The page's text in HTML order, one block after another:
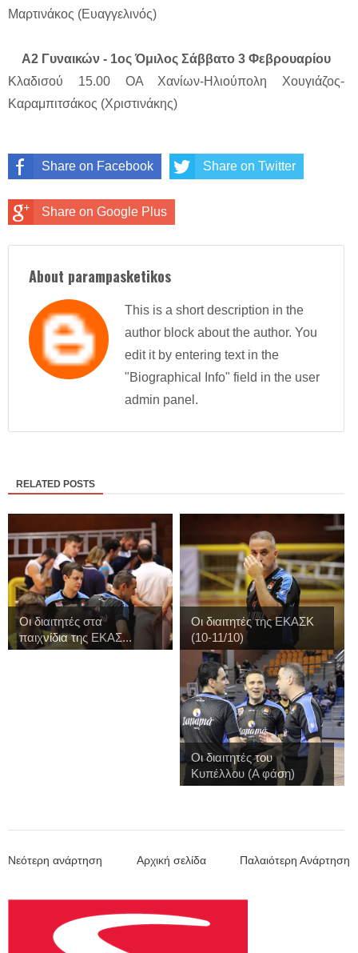
Μαρτινάκος (Ευαγγελινός)
Α2 Γυναικών - 1ος Όμιλος Σάββατο 3 Φεβρουαρίου
Κλαδισού 15.00 ΟΑ Χανίων-Ηλιούπολη Χουγιάζος-
Καραμπιτσάκος (Χριστινάκης)
Share on Facebook Share on Twitter
Share on Google Plus
About parampasketikos
This is a short description in the
author block about the author. You
edit it by entering text in the
"Biographical Info" field in the user
admin panel.
RELATED POSTS
Οι διαιτητές στα
παιχνίδια της ΕΚΑΣ...
Οι διαιτητές της ΕΚΑΣΚ
(10-11/10)
Οι διαιτητές του
Κυπέλλου (Α φάση)
Νεότερη ανάρτηση Παλαιότερη Ανάρτηση
Αρχική σελίδα